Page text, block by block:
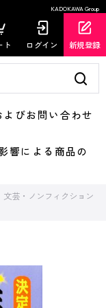
KADOKAWA Group
ト ログイン 新規登録
びお問い合わせ
による商品の
文芸・ノンフィクション